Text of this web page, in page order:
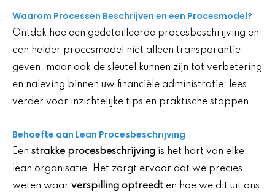
Waarom Processen Beschrijven en een Procesmodel?
Ontdek hoe een gedetailleerde procesbeschrijving en
een helder procesmodel niet alleen transparantie
geven, maar ook de sleutel kunnen zijn tot verbetering
en naleving binnen uw financiële administratie; lees
verder voor inzichtelijke tips en praktische stappen.
Behoefte aan Lean Procesbeschrijving
Een strakke procesbeschrijving is het hart van elke
lean organisatie. Het zorgt ervoor dat we precies
weten waar verspilling optreedt en hoe we dit uit ons